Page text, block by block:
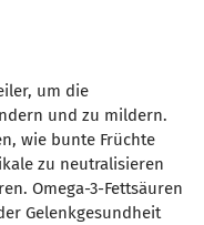
um die
und zu mildern.
wie bunte Früchte
zu neutralisieren
Omega-3-Fettsäuren
Gelenkgesundheit